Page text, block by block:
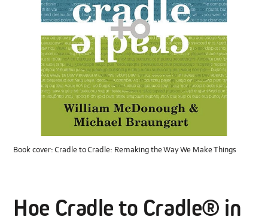
Book cover: Cradle to Cradle: Remaking the Way We Make Things
Hoe Cradle to Cradle® in